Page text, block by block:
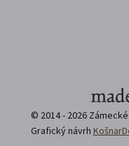
© 2014 - 2026
Grafický návrh